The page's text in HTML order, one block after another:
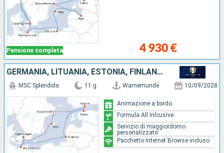
Pensione completa 4 930 €
GERMANIA, LITUANIA, ESTONIA, FINLANDIA, SVEZIA, DANIMARCA
MSC Splendida 11 g Warnemunde 10/09/2028
Animazione a bordo
Formula All Inlcusive
Servizio di maggiordomo
personalizzato
Pacchetto Internet Browse incluso